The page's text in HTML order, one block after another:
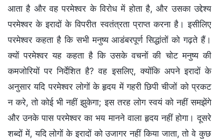
आता है और वह परमेश्वर के विरोध में होता है, और उसका उद्देश्य
परमेश्वर के इरादों के विपरीत स्वतंत्रता प्राप्त करना है। इसीलिए
परमेश्वर कहता है कि सभी मनुष्य आडंबरपूर्ण सिद्धांतों को गढ़ते हैं।
क्यों परमेश्वर यह कहता है कि उसके वचनों की चोट मनुष्य की
कमजोरियों पर निर्देशित है? वह इसलिए, क्योंकि अपने इरादों के
अनुसार यदि परमेश्वर लोगों के हृदय में गहरी छिपी चीजों को प्रकट
न करे, तो कोई भी नहीं झुकेगा; इस तरह लोग स्वयं को नहीं समझेंगे
और उनके पास परमेश्वर का भय मानने वाला हृदय नहीं होगा। दूसरे
शब्दों में, यदि लोगों के इरादों को उजागर नहीं किया जाता, तो वे कुछ